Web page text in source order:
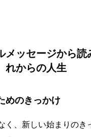
メッセージから読
れからの人生
めのきっかけ
く、新しい始まりのき